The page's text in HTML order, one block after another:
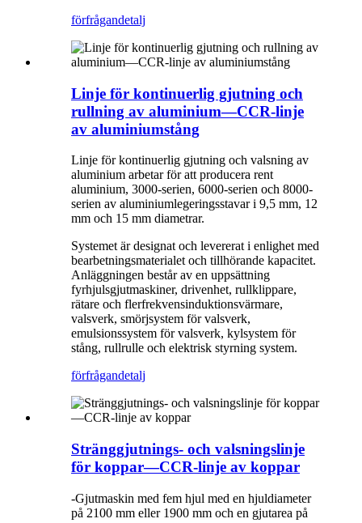
förfrågandetalj
Linje för kontinuerlig gjutning och
rullning av aluminium—CCR-linje
av aluminiumstång
Linje för kontinuerlig gjutning och valsning av
aluminium arbetar för att producera rent
aluminium, 3000-serien, 6000-serien och 8000-
serien av aluminiumlegeringsstavar i 9,5 mm, 12
mm och 15 mm diametrar.
Systemet är designat och levererat i enlighet med
bearbetningsmaterialet och tillhörande kapacitet.
Anläggningen består av en uppsättning
fyrhjulsgjutmaskiner, drivenhet, rullklippare,
rätare och flerfrekvensinduktionsvärmare,
valsverk, smörjsystem för valsverk,
emulsionssystem för valsverk, kylsystem för
stång, rullrulle och elektrisk styrning system.
förfrågandetalj
Stränggjutnings- och valsningslinje
för koppar—CCR-linje av koppar
-Gjutmaskin med fem hjul med en hjuldiameter
på 2100 mm eller 1900 mm och en gjutarea på